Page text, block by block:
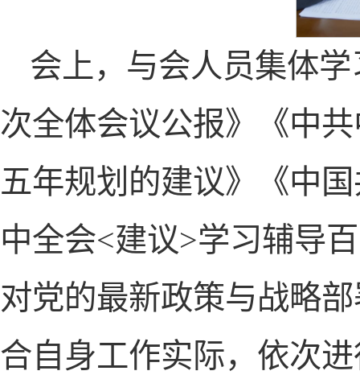
会上，与会人员集体
次全体会议公报》《中
五年规划的建议》《中
中全会<建议>学习辅导
对党的最新政策与战略
合自身工作实际，依次